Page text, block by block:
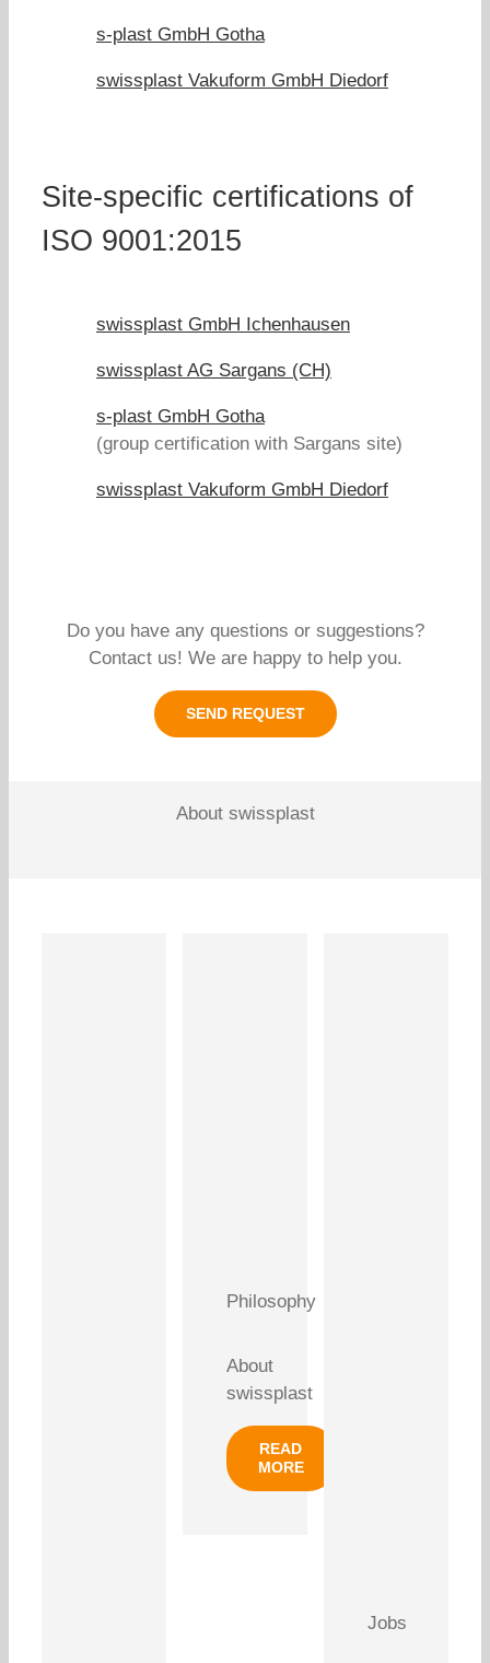
s-plast GmbH Gotha
swissplast Vakuform GmbH Diedorf
Site-specific certifications of
ISO 9001:2015
swissplast GmbH Ichenhausen
swissplast AG Sargans (CH)
s-plast GmbH Gotha
(group certification with Sargans site)
swissplast Vakuform GmbH Diedorf
Do you have any questions or suggestions?
Contact us! We are happy to help you.
SEND REQUEST
About swissplast
Philosophy
About
swissplast
READ
MORE
Jobs